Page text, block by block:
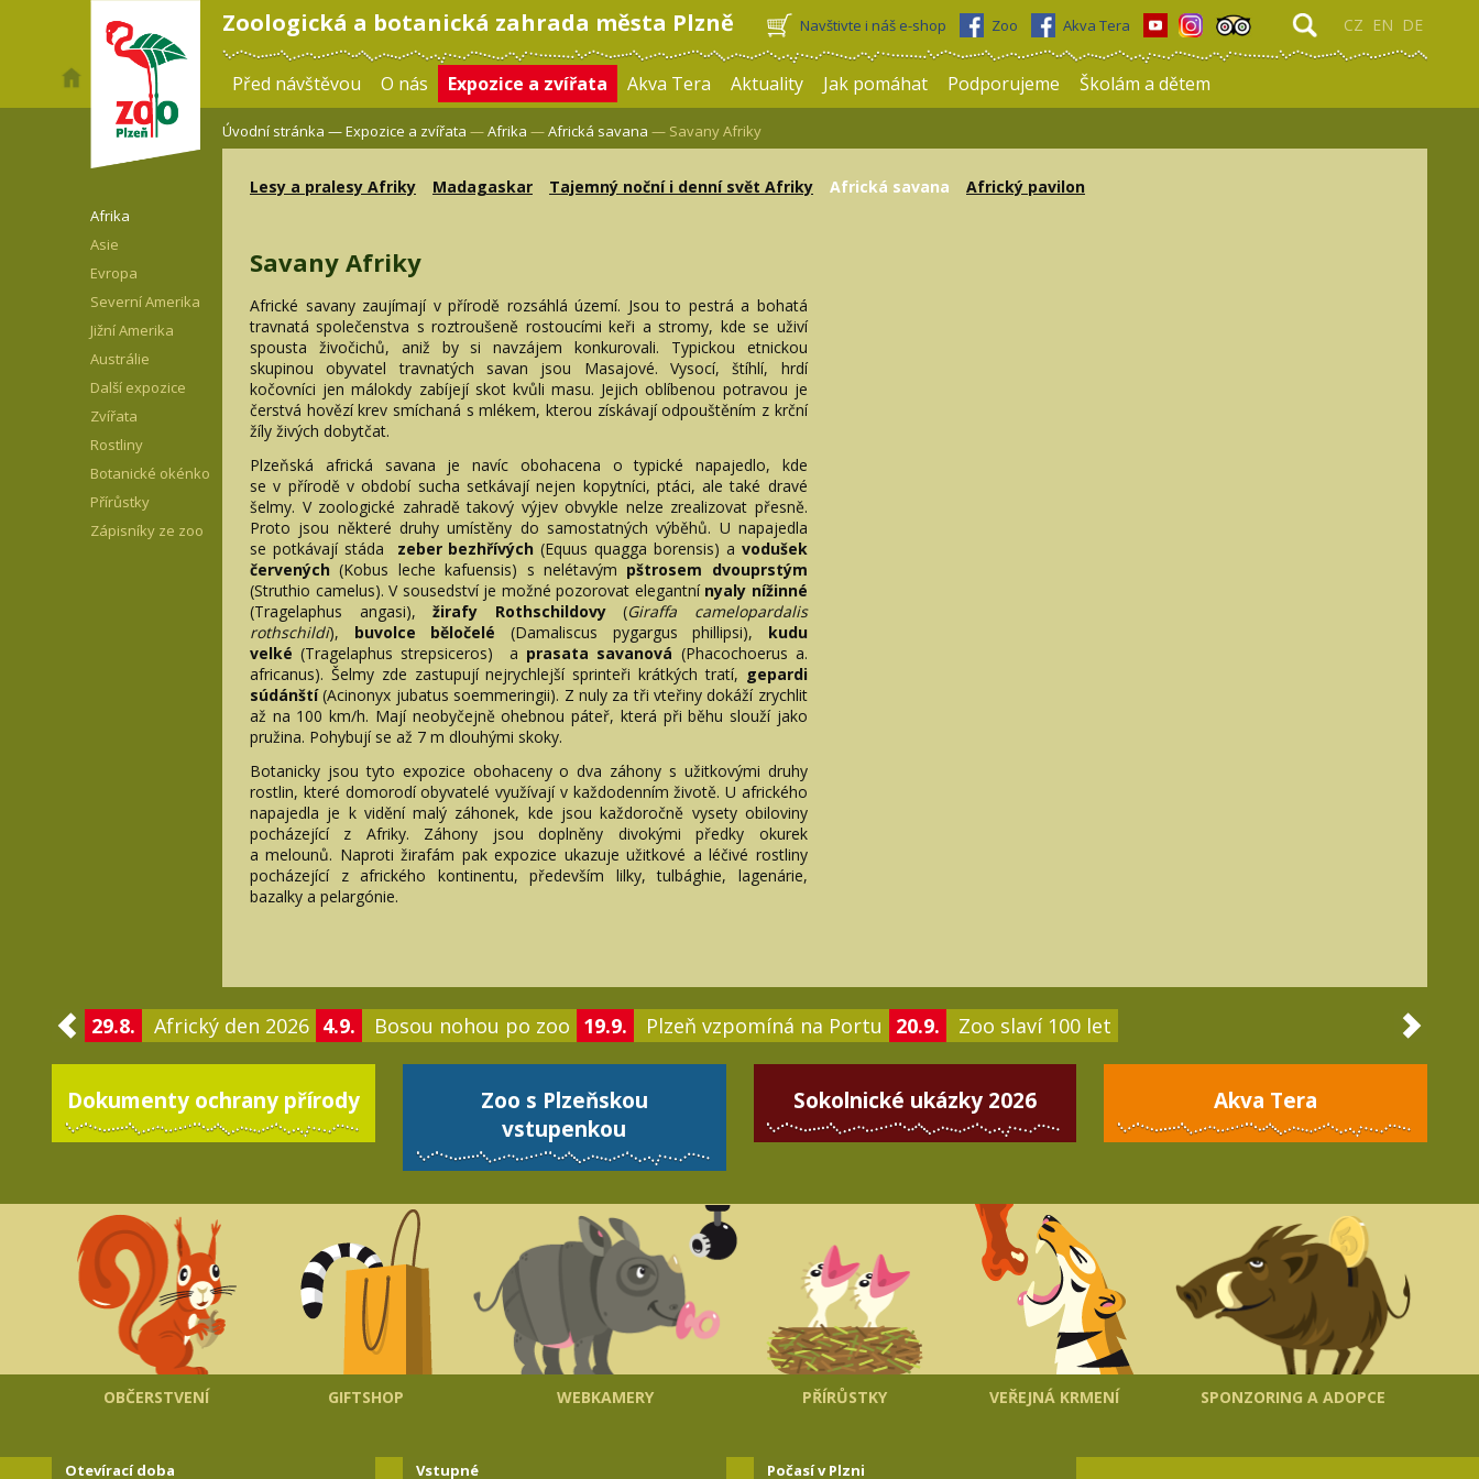
Zoologická a botanická zahrada města Plzně CZ EN DE
Navštivte i náš e-shop Zoo Akva Tera
Před návštěvou O nás Expozice a zvířata Akva Tera Aktuality Jak pomáhat Podporujeme Školám a dětem
Afrika
Asie
Evropa
Severní Amerika
Jižní Amerika
Austrálie
Další expozice
Zvířata
Rostliny
Botanické okénko
Přírůstky
Zápisníky ze zoo
Úvodní stránka —Expozice a zvířata —Afrika —Africká savana — Savany Afriky
Lesy a pralesy Afriky Madagaskar Tajemný noční i denní svět Afriky Africká savana Africký pavilon
Savany Afriky
Africké savany zaujímají v přírodě rozsáhlá území. Jsou to pestrá a bohatá
travnatá společenstva s roztroušeně rostoucími keři a stromy, kde se uživí
spousta živočichů, aniž by si navzájem konkurovali. Typickou etnickou
skupinou obyvatel travnatých savan jsou Masajové. Vysocí, štíhlí, hrdí
kočovníci jen málokdy zabíjejí skot kvůli masu. Jejich oblíbenou potravou je
čerstvá hovězí krev smíchaná s mlékem, kterou získávají odpouštěním z krční
žíly živých dobytčat.
Plzeňská africká savana je navíc obohacena o typické napajedlo, kde
se v přírodě v období sucha setkávají nejen kopytníci, ptáci, ale také dravé
šelmy. V zoologické zahradě takový výjev obvykle nelze zrealizovat přesně.
Proto jsou některé druhy umístěny do samostatných výběhů. U napajedla
se potkávají stáda
zeber bezhřívých(Equus quagga borensis) a vodušek
červených(Kobus leche kafuensis) s nelétavým pštrosem dvouprstým
(Struthio camelus). V sousedství je možné pozorovat elegantní nyaly nížinné
(Tragelaphus angasi),žirafy Rothschildovy(Giraffa camelopardalis
rothschildi), buvolce běločelé (Damaliscus pygargus phillipsi), kudu
velké(Tragelaphus strepsiceros) a prasata savanová (Phacochoerus a.
africanus). Šelmy zde zastupují nejrychlejší sprinteři krátkých tratí, gepardi
súdánští(Acinonyx jubatus soemmeringii). Z nuly za tři vteřiny dokáží zrychlit
až na 100 km/h. Mají neobyčejně ohebnou páteř, která při běhu slouží jako
pružina. Pohybují se až 7 m dlouhými skoky.
Botanicky jsou tyto expozice obohaceny o dva záhony s užitkovými druhy
rostlin, které domorodí obyvatelé využívají v každodenním životě. U afrického
napajedla je k vidění malý záhonek, kde jsou každoročně vysety obiloviny
pocházející z Afriky. Záhony jsou doplněny divokými předky okurek
a melounů. Naproti žirafám pak expozice ukazuje užitkové a léčivé rostliny
pocházející z afrického kontinentu, především lilky, tulbághie, lagenárie,
bazalky a pelargónie.
29.8. Africký den 2026 4.9. Bosou nohou po zoo 19.9. Plzeň vzpomíná na Portu 20.9. Zoo slaví 100 let
Dokumenty ochrany přírody
Zoo s Plzeňskou
vstupenkou
Sokolnické ukázky 2026 Akva Tera
OBČERSTVENÍ GIFTSHOP WEBKAMERY PŘÍRŮSTKY VEŘEJNÁ KRMENÍ SPONZORING A ADOPCE
Otevírací doba Vstupné Počasí v Plzni